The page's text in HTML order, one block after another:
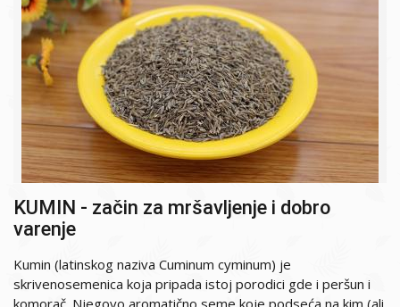
KUMIN - začin za mršavljenje i dobro
varenje
Kumin (latinskog naziva Cuminum cyminum) je
skrivenosemenica koja pripada istoj porodici gde i peršun i